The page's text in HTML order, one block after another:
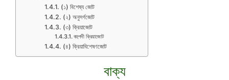
(১) বিশেষ্য জোট
(২) অনুসর্গজোট
(৩) ক্রিয়াজোট
বহুপদী ক্রিয়াজোট
(৪) ক্রিয়াবিশেষণজোট
বাক্য